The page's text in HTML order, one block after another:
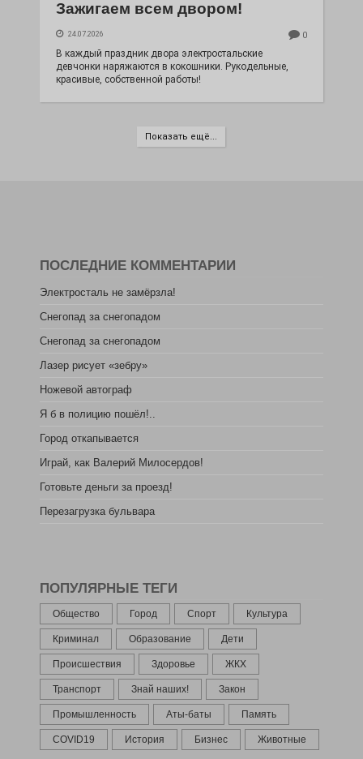
Зажигаем всем двором!
24.07.2026 0
В каждый праздник двора электростальские
девчонки наряжаются в кокошники. Рукодельные,
красивые, собственной работы!
Показать ещё...
ПОСЛЕДНИЕ КОММЕНТАРИИ
Электросталь не замёрзла!
Снегопад за снегопадом
Снегопад за снегопадом
Лазер рисует «зебру»
Ножевой автограф
Я б в полицию пошёл!..
Город откапывается
Играй, как Валерий Милосердов!
Готовьте деньги за проезд!
Перезагрузка бульвара
ПОПУЛЯРНЫЕ ТЕГИ
Общество Город Спорт Культура
Криминал Образование Дети
Происшествия Здоровье ЖКХ
Транспорт Знай наших! Закон
Промышленность Аты-баты Память
COVID19 История Бизнес Животные